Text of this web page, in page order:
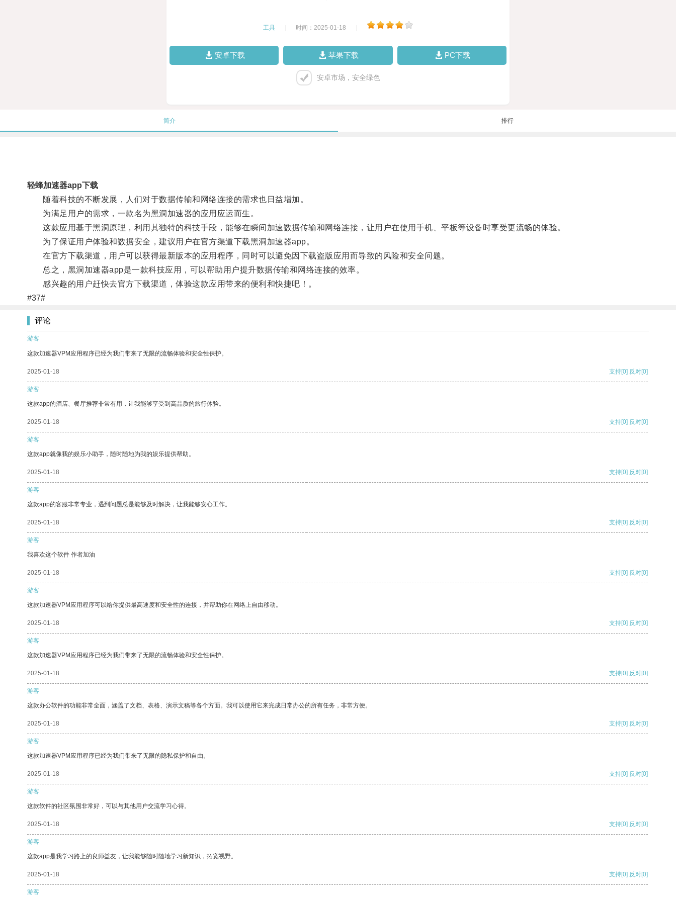
工具 时间：2025-01-18
安卓下载 苹果下载 PC下载
安卓市场，安全绿色
简介 排行
轻蜂加速器app下载
随着科技的不断发展，人们对于数据传输和网络连接的需求也日益增加。
为满足用户的需求，一款名为黑洞加速器的应用应运而生。
这款应用基于黑洞原理，利用其独特的科技手段，能够在瞬间加速数据传输和网络连接，让用户在使用手机、平板等设备时享受更流畅的体验。
为了保证用户体验和数据安全，建议用户在官方渠道下载黑洞加速器app。
在官方下载渠道，用户可以获得最新版本的应用程序，同时可以避免因下载盗版应用而导致的风险和安全问题。
总之，黑洞加速器app是一款科技应用，可以帮助用户提升数据传输和网络连接的效率。
感兴趣的用户赶快去官方下载渠道，体验这款应用带来的便利和快捷吧！。
#37#
评论
游客
这款加速器VPM应用程序已经为我们带来了无限的流畅体验和安全性保护。
2025-01-18 支持[0] 反对[0]
游客
这款app的酒店、餐厅推荐非常有用，让我能够享受到高品质的旅行体验。
2025-01-18 支持[0] 反对[0]
游客
这款app就像我的娱乐小助手，随时随地为我的娱乐提供帮助。
2025-01-18 支持[0] 反对[0]
游客
这款app的客服非常专业，遇到问题总是能够及时解决，让我能够安心工作。
2025-01-18 支持[0] 反对[0]
游客
我喜欢这个软件 作者加油
2025-01-18 支持[0] 反对[0]
游客
这款加速器VPM应用程序可以给你提供最高速度和安全性的连接，并帮助你在网络上自由移动。
2025-01-18 支持[0] 反对[0]
游客
这款加速器VPM应用程序已经为我们带来了无限的流畅体验和安全性保护。
2025-01-18 支持[0] 反对[0]
游客
这款办公软件的功能非常全面，涵盖了文档、表格、演示文稿等各个方面。我可以使用它来完成日常办公的所有任务，非常方便。
2025-01-18 支持[0] 反对[0]
游客
这款加速器VPM应用程序已经为我们带来了无限的隐私保护和自由。
2025-01-18 支持[0] 反对[0]
游客
这款软件的社区氛围非常好，可以与其他用户交流学习心得。
2025-01-18 支持[0] 反对[0]
游客
这款app是我学习路上的良师益友，让我能够随时随地学习新知识，拓宽视野。
2025-01-18 支持[0] 反对[0]
游客